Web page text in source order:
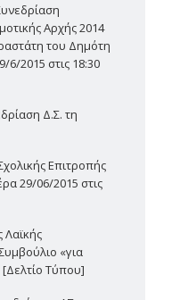
Αρχής 2014
του Δημότη
6/2015 στις 18:30
Δ.Σ. τη
Επιτροπής
29/06/2015 στις
Λαϊκής
«για
Τύπου]